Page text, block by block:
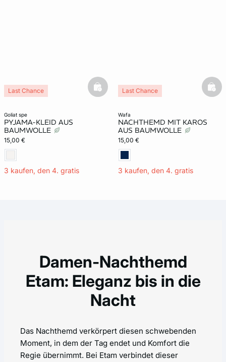
goliat spe
PYJAMA-KLEID AUS
BAUMWOLLE
15,00 €
3 kaufen, den 4. gratis
Last Chance basketfull
wafa
NACHTHEMD MIT KAROS
AUS BAUMWOLLE
15,00 €
3 kaufen, den 4. gratis
Last Chance
Damen-Nachthemd
Etam: Eleganz bis in die
Nacht
Das Nachthemd verkörpert diesen schwebenden
Moment, in dem der Tag endet und Komfort die
Regie übernimmt. Bei Etam verbindet dieser